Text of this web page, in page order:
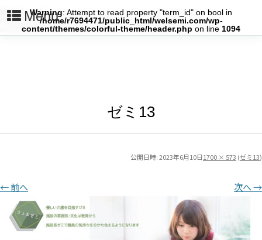
Warning: Attempt to read property "term_id" on bool in
/home/r7694471/public_html/welsemi.com/wp-
content/themes/colorful-theme/header.phpon line1024
Menu
Warning: Attempt to read property "term_id" on bool in
/home/r7694471/public_html/welsemi.com/wp-
content/themes/colorful-theme/header.php on line 1094
ゼミ13
公開日時:2023年6月10日1700 × 573 (ゼミ13)
← 前へ 次へ →